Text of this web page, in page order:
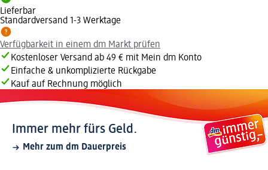
Lieferbar
Standardversand 1-3 Werktage
Verfügbarkeit in einem dm Markt prüfen
Kostenloser Versand ab 49 € mit Mein dm Konto
Einfache & unkomplizierte Rückgabe
Kauf auf Rechnung möglich
Immer mehr fürs Geld.
Mehr zum dm Dauerpreis